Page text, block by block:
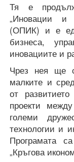
Тя е
„Иновации и
(ОПИК) и е
бизнеса,
иновациите и
Чрез нея ще
малките и
от
проекти
големи
технологии и
Програмата
„Кръгова